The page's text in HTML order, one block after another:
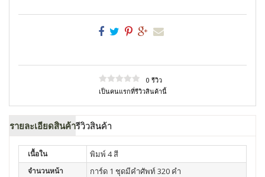
0 รีวิว
เป็นคนแรกที่รีวิวสินค้านี้
รายละเอียดสินค้ารีวิวสินค้า
เนื้อใน พิมพ์ 4 สี
จำนวนหน้า การ์ด 1 ชุดมีคำศัพท์ 320 คำ